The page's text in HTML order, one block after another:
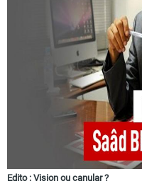
Edito : Vision ou canular ?